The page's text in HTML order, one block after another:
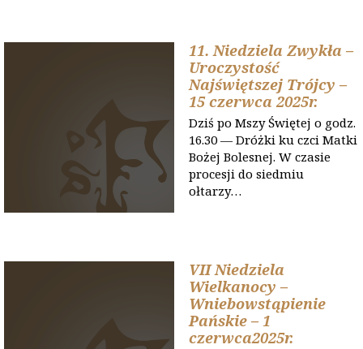
11. Niedziela Zwykła –
Uroczystość
Najświętszej Trójcy –
15 czerwca 2025r.
Dziś po Mszy Świętej o godz.
16.30 — Dróżki ku czci Matki
Bożej Bolesnej. W czasie
procesji do siedmiu
ołtarzy…
VII Niedziela
Wielkanocy –
Wniebowstąpienie
Pańskie – 1
czerwca2025r.